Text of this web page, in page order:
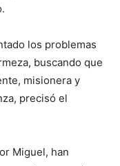
los problemas
buscando que
misionera y
precisó el
Miguel, han